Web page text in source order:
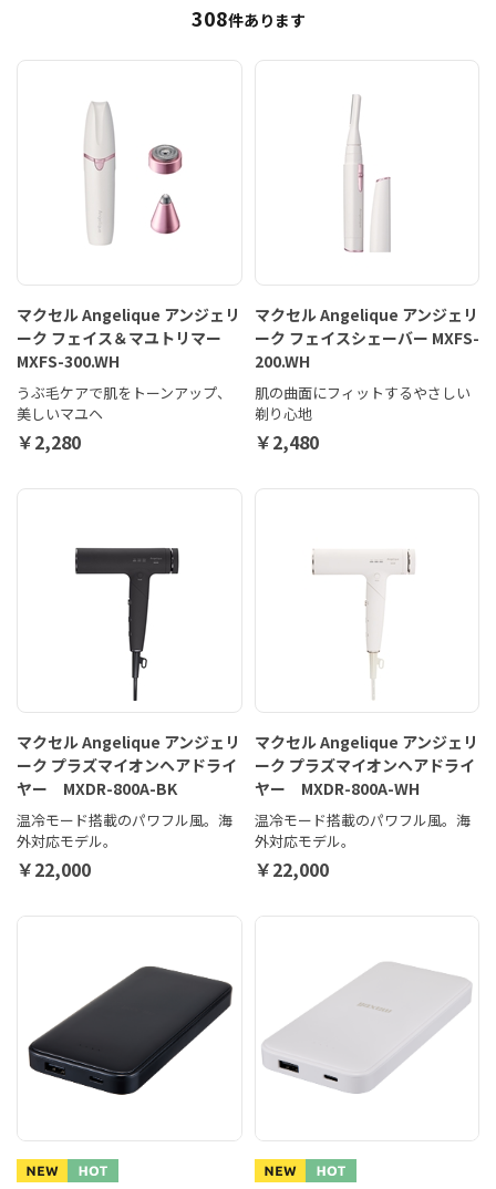
308件あります
マクセル Angelique アンジェリ
ーク フェイス＆マユトリマー
MXFS-300.WH
うぶ毛ケアで肌をトーンアップ、
美しいマユヘ
￥2,280
マクセル Angelique アンジェリ
ーク フェイスシェーバー MXFS-
200.WH
肌の曲面にフィットするやさしい
剃り心地
￥2,480
マクセル Angelique アンジェリ
ーク プラズマイオンヘアドライ
ヤー MXDR-800A-BK
温冷モード搭載のパワフル風。海
外対応モデル。
￥22,000
マクセル Angelique アンジェリ
ーク プラズマイオンヘアドライ
ヤー MXDR-800A-WH
温冷モード搭載のパワフル風。海
外対応モデル。
￥22,000